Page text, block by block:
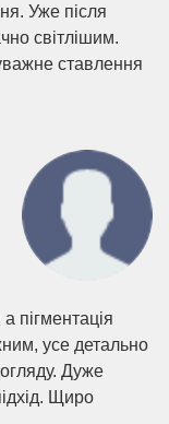
Уже після
світлішим.
ставлення
пігментація
усе детально
Дуже
Щиро